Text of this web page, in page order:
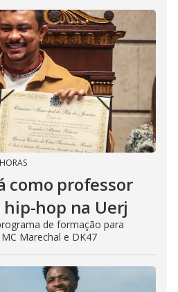
como professor
hop na Uerj
de formação para
Marechal e DK47